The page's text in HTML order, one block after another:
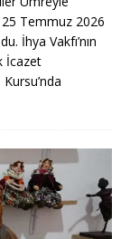
Temmuz 2026
İhya Vakfı’nın
İcazet